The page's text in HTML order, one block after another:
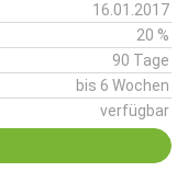
16.01.2017
20 %
90 Tage
bis 6 Wochen
verfügbar